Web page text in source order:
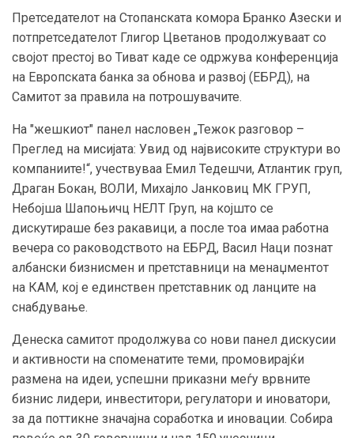
Претседателот на Стопанската комора Бранко Азески и
потпретседателот Глигор Цветанов продолжуваат со
својот престој во Тиват каде се одржува конференција
на Европската банка за обнова и развој (ЕБРД), на
Самитот за правила на потрошувачите.
На "жешкиот" панел насловен „Тежок разговор –
Преглед на мисијата: Увид од највисоките структури во
компаниите!“, учествуваа Емил Тедешчи, Атлантик груп,
Драган Бокан, ВОЛИ, Михајло Јанковиц МК ГРУП,
Небојша Шапоњичц НЕЛТ Груп, на којшто се
дискутираше без ракавици, а после тоа имаа работна
вечера со раководството на ЕБРД, Васил Наци познат
албански бизнисмен и претставници на менаџментот
на КАМ, кој е единствен претставник од ланците на
снабдување.
Денеска самитот продолжува со нови панел дискусии
и активности на споменатите теми, промовирајќи
размена на идеи, успешни приказни меѓу врвните
бизнис лидери, инвеститори, регулатори и иноватори,
за да поттикне значајна соработка и иновации. Собира